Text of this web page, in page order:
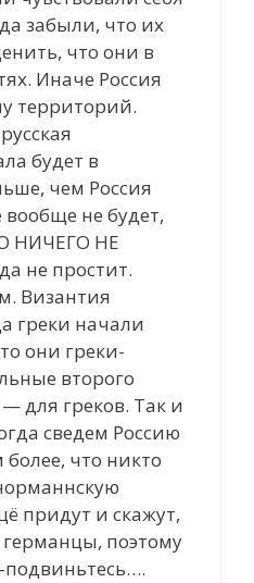
забыли, что их
что они в
Иначе Россия
территорий.
будет в
чем Россия
вообще не будет,
НИЧЕГО НЕ
не простит.
Византия
греки начали
они греки-
второго
для греков. Так и
сведем Россию
что никто
придут и скажут,
германцы, поэтому